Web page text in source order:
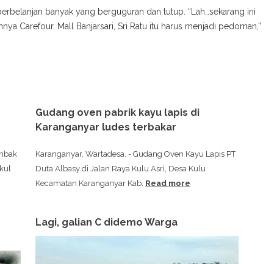
banyak yang berguguran dan tutup. “Lah…sekarang ini
Carefour, Mall Banjarsari, Sri Ratu itu harus menjadi pedoman,”
Gudang oven pabrik kayu lapis di
Karanganyar ludes terbakar
Karanganyar, Wartadesa. - Gudang Oven Kayu Lapis PT
Duta Albasy di Jalan Raya Kulu Asri, Desa Kulu
Kecamatan Karanganyar Kab. Read more
Lagi, galian C didemo Warga